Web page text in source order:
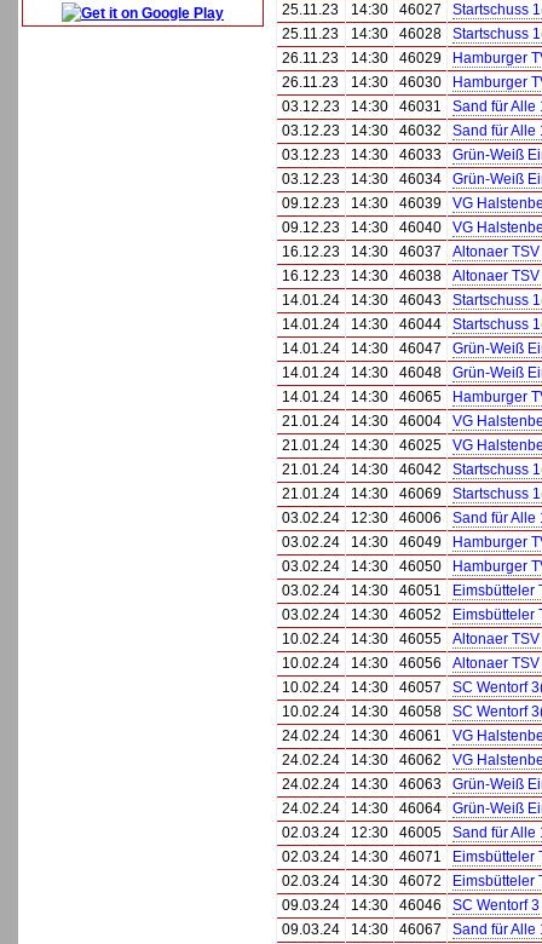
25.11.23
14:30 46027
Startschuss
25.11.23
14:30 46028
Startschuss
26.11.23
14:30 46029
Hamburger
26.11.23
14:30 46030
Hamburger
03.12.23
14:30 46031
Sand für Alle
03.12.23
14:30 46032
Sand für Alle
03.12.23
14:30 46033
Grün-Weiß
03.12.23
14:30 46034
Grün-Weiß
09.12.23
14:30 46039
VG
09.12.23
14:30 46040
VG
16.12.23
14:30 46037
Altonaer
16.12.23
14:30 46038
Altonaer
14.01.24
14:30 46043
Startschuss
14.01.24
14:30 46044
Startschuss
14.01.24
14:30 46047
Grün-Weiß
14.01.24
14:30 46048
Grün-Weiß
14.01.24
14:30 46065
Hamburger
21.01.24
14:30 46004
VG
21.01.24
14:30 46025
VG
21.01.24
14:30 46042
Startschuss
21.01.24
14:30 46069
Startschuss
03.02.24
12:30 46006
Sand für Alle
03.02.24
14:30 46049
Hamburger
03.02.24
14:30 46050
Hamburger
03.02.24
14:30 46051
Eimsbütteler
03.02.24
14:30 46052
Eimsbütteler
10.02.24
14:30 46055
Altonaer
10.02.24
14:30 46056
Altonaer
10.02.24
14:30 46057
SC Wentorf
10.02.24
14:30 46058
SC Wentorf
24.02.24
14:30 46061
VG
24.02.24
14:30 46062
VG
24.02.24
14:30 46063
Grün-Weiß
24.02.24
14:30 46064
Grün-Weiß
02.03.24
12:30 46005
Sand für Alle
02.03.24
14:30 46071
Eimsbütteler
02.03.24
14:30 46072
Eimsbütteler
09.03.24
14:30 46046
SC Wentorf 3
09.03.24
14:30 46067
Sand für Alle